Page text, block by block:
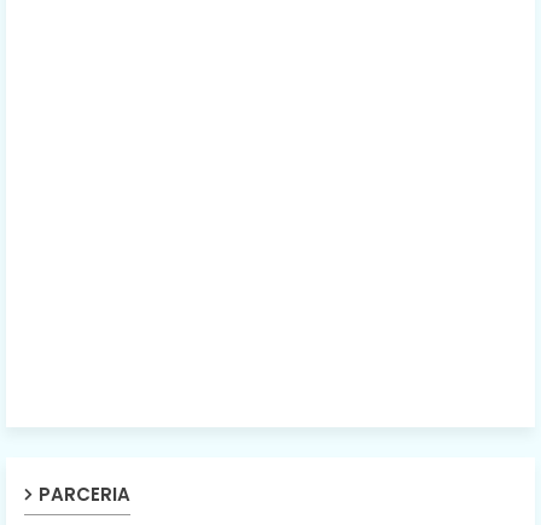
PARCERIA